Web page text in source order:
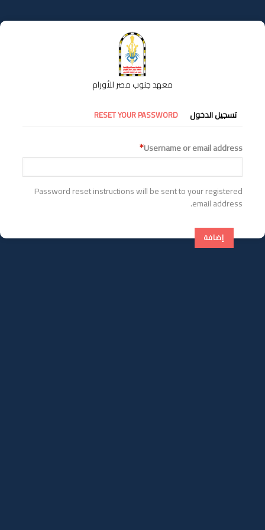
إلى
المحتوى
معهد جنوب مصر للأورام
التبويبات
الأساسية
تسجيل الدخول RESET YOUR PASSWORD
Username or email address
Password reset instructions will be sent to your registered
email address.